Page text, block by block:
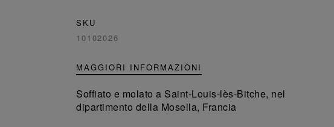
SKU
10102026
MAGGIORI INFORMAZIONI
Soffiato e molato a Saint-Louis-lès-Bitche, nel
dipartimento della Mosella, Francia